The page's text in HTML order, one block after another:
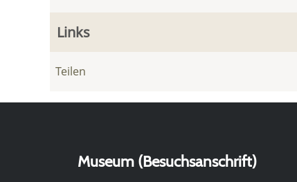
Links
Teilen
Museum (Besuchsanschrift)